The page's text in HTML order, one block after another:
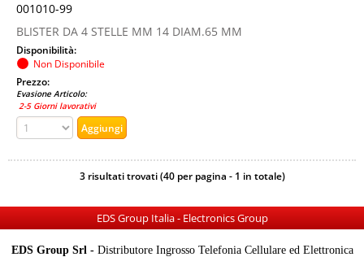
001010-99
BLISTER DA 4 STELLE MM 14 DIAM.65 MM
Disponibilità:
Non Disponibile
Prezzo:
Evasione Articolo:
2-5 Giorni lavorativi
3 risultati trovati (40 per pagina - 1 in totale)
EDS Group Italia - Electronics Group
EDS Group Srl -Distributore Ingrosso Telefonia Cellulare ed Elettronica